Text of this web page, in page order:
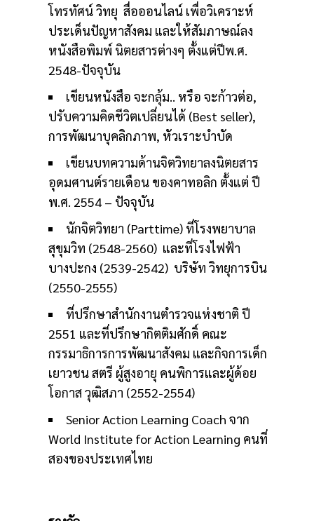
โทรทัศน์ วิทยุ สื่อออนไลน์ เพื่อวิเคราะห์
ประเด็นปัญหาสังคม และให้สัมภาษณ์ลง
หนังสือพิมพ์ นิตยสารต่างๆ ตั้งแต่ปีพ.ศ.
2548-ปัจจุบัน
เขียนหนังสือ จะกลุ้ม.. หรือ จะก้าวต่อ,
ปรับความคิดชีวิตเปลี่ยนได้ (Best seller),
การพัฒนาบุคลิกภาพ, หัวเราะบำบัด
เขียนบทความด้านจิตวิทยาลงนิตยสาร
อุดมศานต์รายเดือน ของคาทอลิก ตั้งแต่ ปี
พ.ศ. 2554 – ปัจจุบัน
นักจิตวิทยา (Parttime) ที่โรงพยาบาล
สุขุมวิท (2548-2560) และที่โรงไฟฟ้า
บางปะกง (2539-2542) บริษัท วิทยุการบิน
(2550-2555)
ที่ปรึกษาสำนักงานตำรวจแห่งชาติ ปี
2551 และที่ปรึกษากิตติมศักดิ์ คณะ
กรรมาธิการการพัฒนาสังคม และกิจการเด็ก
เยาวชน สตรี ผู้สูงอายุ คนพิการและผู้ด้อย
โอกาส วุฒิสภา (2552-2554)
Senior Action Learning Coach จาก
World Institute for Action Learning คนที่
สองของประเทศไทย